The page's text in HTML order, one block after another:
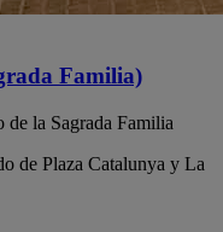
Familia)
de la Sagrada Familia
de Plaza Catalunya y La